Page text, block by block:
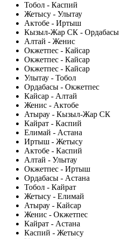
Тобол - Каспий
Жетысу - Улытау
Актобе - Иртыш
Кызыл-Жар СК - Ордабасы
Алтай - Женис
Окжетпес - Кайсар
Окжетпес - Кайсар
Окжетпес - Кайсар
Улытау - Тобол
Ордабасы - Окжетпес
Кайсар - Алтай
Женис - Актобе
Атырау - Кызыл-Жар СК
Кайрат - Каспий
Елимай - Астана
Иртыш - Жетысу
Актобе - Каспий
Алтай - Улытау
Окжетпес - Иртыш
Ордабасы - Астана
Тобол - Кайрат
Жетысу - Елимай
Атырау - Кайсар
Женис - Окжетпес
Кайрат - Астана
Каспий - Жетысу